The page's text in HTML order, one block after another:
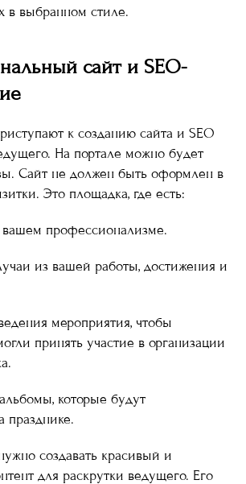
в выбранном стиле.
сайт и SEO-
к созданию сайта и SEO
На портале можно будет
Сайт не должен быть оформлен в
Это площадка, где есть:
профессионализме.
из вашей работы, достижения и
мероприятия, чтобы
принять участие в организации
которые будут
празднике.
создавать красивый и
для раскрутки ведущего. Его